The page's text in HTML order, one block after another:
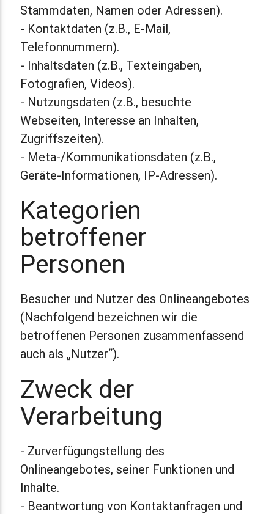
Stammdaten, Namen oder Adressen).
- Kontaktdaten (z.B., E-Mail,
Telefonnummern).
- Inhaltsdaten (z.B., Texteingaben,
Fotografien, Videos).
- Nutzungsdaten (z.B., besuchte
Webseiten, Interesse an Inhalten,
Zugriffszeiten).
- Meta-/Kommunikationsdaten (z.B.,
Geräte-Informationen, IP-Adressen).
Kategorien
betroffener
Personen
Besucher und Nutzer des Onlineangebotes
(Nachfolgend bezeichnen wir die
betroffenen Personen zusammenfassend
auch als „Nutzer“).
Zweck der
Verarbeitung
- Zurverfügungstellung des
Onlineangebotes, seiner Funktionen und
Inhalte.
- Beantwortung von Kontaktanfragen und